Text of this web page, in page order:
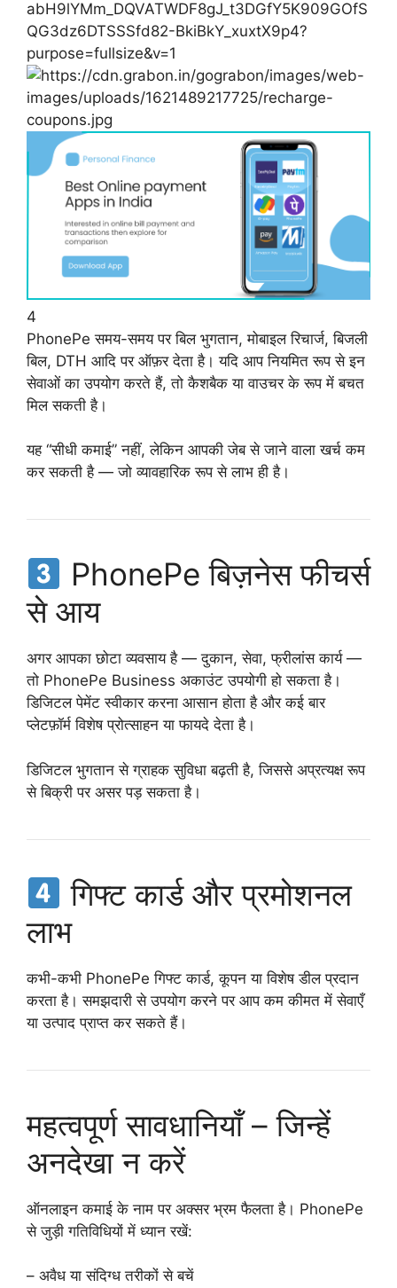
4
PhonePe समय-समय पर बिल भुगतान, मोबाइल रिचार्ज, बिजली
बिल, DTH आदि पर ऑफ़र देता है। यदि आप नियमित रूप से इन
सेवाओं का उपयोग करते हैं, तो कैशबैक या वाउचर के रूप में बचत
मिल सकती है।
यह “सीधी कमाई” नहीं, लेकिन आपकी जेब से जाने वाला खर्च कम
कर सकती है — जो व्यावहारिक रूप से लाभ ही है।
PhonePe बिज़नेस फीचर्स
से आय
अगर आपका छोटा व्यवसाय है — दुकान, सेवा, फ्रीलांस कार्य —
तो PhonePe Business अकाउंट उपयोगी हो सकता है।
डिजिटल पेमेंट स्वीकार करना आसान होता है और कई बार
प्लेटफ़ॉर्म विशेष प्रोत्साहन या फायदे देता है।
डिजिटल भुगतान से ग्राहक सुविधा बढ़ती है, जिससे अप्रत्यक्ष रूप
से बिक्री पर असर पड़ सकता है।
गिफ्ट कार्ड और प्रमोशनल
लाभ
कभी-कभी PhonePe गिफ्ट कार्ड, कूपन या विशेष डील प्रदान
करता है। समझदारी से उपयोग करने पर आप कम कीमत में सेवाएँ
या उत्पाद प्राप्त कर सकते हैं।
महत्वपूर्ण सावधानियाँ – जिन्हें
अनदेखा न करें
ऑनलाइन कमाई के नाम पर अक्सर भ्रम फैलता है। PhonePe
से जुड़ी गतिविधियों में ध्यान रखें:
– अवैध या संदिग्ध तरीकों से बचें